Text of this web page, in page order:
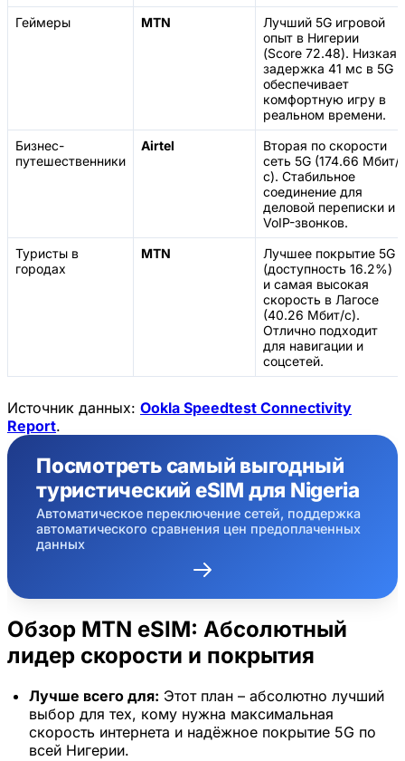
Геймеры
MTN
Лучший 5G игровой
опыт в Нигерии
(Score 72.48). Низкая
задержка 41 мс в 5G
обеспечивает
комфортную игру в
реальном времени.
Бизнес-
путешественники
Airtel
Вторая по скорости
сеть 5G (174.66 Мбит/
с). Стабильное
соединение для
деловой переписки и
VoIP-звонков.
Туристы в
городах
MTN
Лучшее покрытие 5G
(доступность 16.2%)
и самая высокая
скорость в Лагосе
(40.26 Мбит/с).
Отлично подходит
для навигации и
соцсетей.
Источник данных: Ookla Speedtest Connectivity
Report.
Посмотреть самый выгодный
туристический eSIM для Nigeria
Автоматическое переключение сетей, поддержка
автоматического сравнения цен предоплаченных
данных
Обзор MTN eSIM: Абсолютный
лидер скорости и покрытия
Лучше всего для: Этот план – абсолютно лучший
выбор для тех, кому нужна максимальная
скорость интернета и надёжное покрытие 5G по
всей Нигерии.